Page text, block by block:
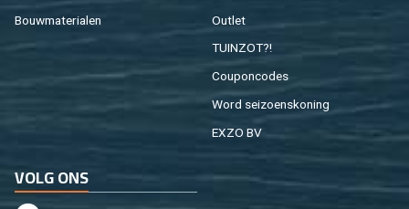
Bouw­ma­te­ri­a­len
Out­let
TUIN­ZOT?!
Cou­pon­co­des
Word sei­zoens­ko­ning
EXZO BV
VOLG ONS